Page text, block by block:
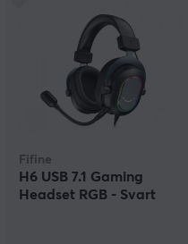
Fifine
H6 USB 7.1 Gaming
Headset RGB - Svart